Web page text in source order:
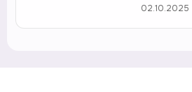
02.10.2025